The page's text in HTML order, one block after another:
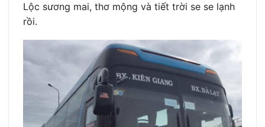
Lộc sương mai, thơ mộng và tiết trời se se lạnh
rồi.